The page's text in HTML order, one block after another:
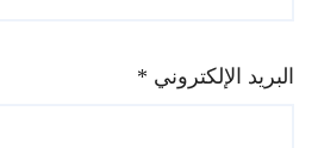
البريد الإلكتروني*